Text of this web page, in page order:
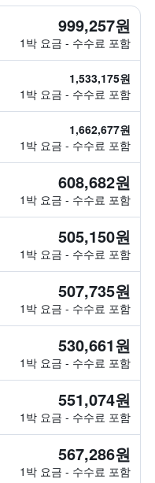
999,257원
1박 요금 - 수수료 포함
1,533,175원
1박 요금 - 수수료 포함
1,662,677원
1박 요금 - 수수료 포함
608,682원
1박 요금 - 수수료 포함
505,150원
1박 요금 - 수수료 포함
507,735원
1박 요금 - 수수료 포함
530,661원
1박 요금 - 수수료 포함
551,074원
1박 요금 - 수수료 포함
567,286원
1박 요금 - 수수료 포함